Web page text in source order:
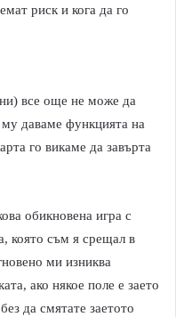
риск и кога да го
все още не може да
даваме функцията на
го викаме да завърта
обикновена игра с
която съм я срещал в
ми изниква
ако някое поле е заето
да смятате заетото